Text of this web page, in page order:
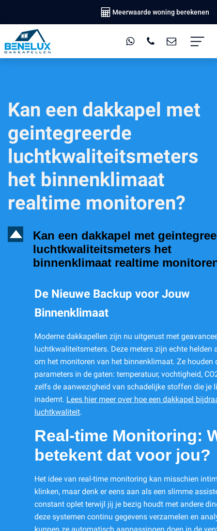
Meerwaarde woning berekenen
Kan een dakkapel met
geintegreerde
luchtkwaliteitsmeters
het binnenklimaat
realtime monitoren?
D
Kan een dakkapel met
luchtkwaliteitsmeters het
binnenklimaat realtime
De Nieuwe Backup voor Jouw
Binnenklimaat
Moderne dakkapellen zijn nu uitgerust met
luchtkwaliteitsmeters. Deze meters zijn echte helden
om het monitoren van het binnenklimaat. Ze houden
parameters in de gaten: temperatuur, vochtigheid,
zelfs de aanwezigheid van schadelijke stoffen die je
inademt. Lees hier meer over hoe een dakkapel
luchtkwaliteit.
Real-time Monitoring:
betekent dat voor jou?
Het idee van real-time monitoring kan misschien
klinken, maar denk er eens aan als een slimme
constant oplet terwijl jij je bezig houdt met andere
deze systemen continu gegevens verzamelen en